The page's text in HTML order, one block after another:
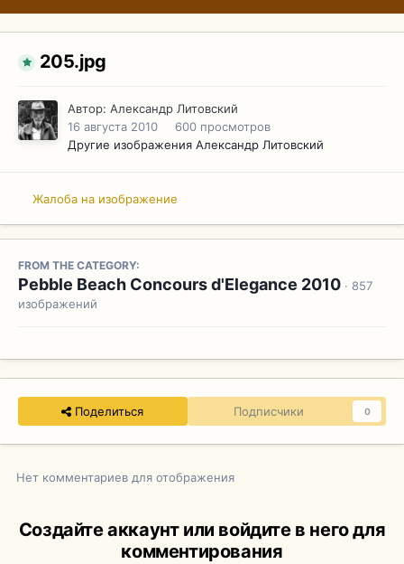
205.jpg
Автор: Александр Литовский
16 августа 2010
600 просмотров
Другие изображения Александр Литовский
Жалоба на изображение
FROM THE CATEGORY:
Pebble Beach Concours d'Elegance 2010 · 857
изображений
Поделиться Подписчики 0
Нет комментариев для отображения
Создайте аккаунт или войдите в него для
комментирования